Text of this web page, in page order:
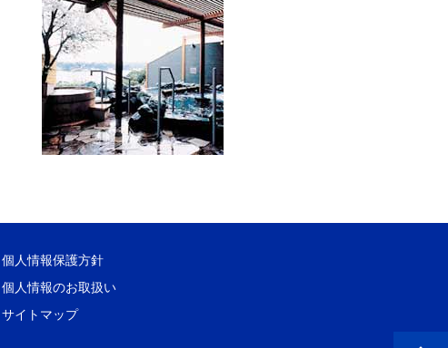
個人情報保護方針
個人情報のお取扱い
サイトマップ